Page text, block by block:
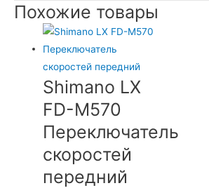
Похожие товары
Shimano LX
FD-M570
Переключатель
скоростей
передний